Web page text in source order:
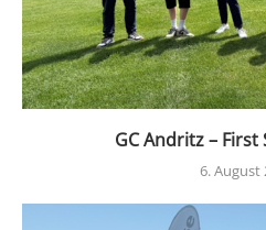
GC Andritz –
6. August